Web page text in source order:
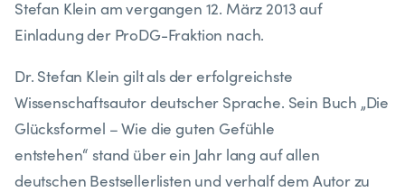
Stefan Klein am vergangen 12. März 2013 auf
Einladung der ProDG-Fraktion nach.
Dr. Stefan Klein gilt als der erfolgreichste
Wissenschaftsautor deutscher Sprache. Sein Buch „Die
Glücksformel – Wie die guten Gefühle
entstehen“ stand über ein Jahr lang auf allen
deutschen Bestsellerlisten und verhalf dem Autor zu